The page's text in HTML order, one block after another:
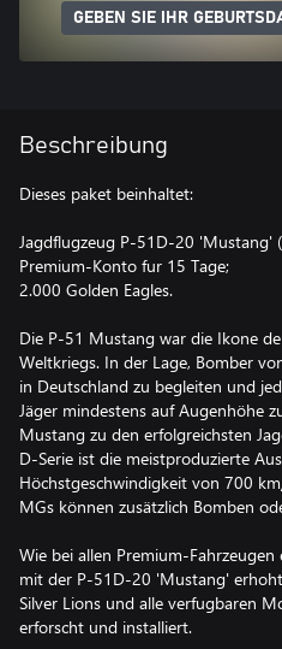
GEBEN SIE IHR
Beschreibung
Dieses paket beinhaltet:
Jagdflugzeug P-51D-20 'Mustang'
Premium-Konto fur 15 Tage;
2.000 Golden Eagles.
Die P-51 Mustang war die Ikone
Weltkriegs. In der Lage, Bomber
in Deutschland zu begleiten und
Jäger mindestens auf Augenhöhe
Mustang zu den erfolgreichsten
D-Serie ist die meistproduzierte
Höchstgeschwindigkeit von 700
MGs können zusätzlich Bomben
Wie bei allen Premium-Fahrzeugen
mit der P-51D-20 'Mustang'
Silver Lions und alle verfugbaren
erforscht und installiert.